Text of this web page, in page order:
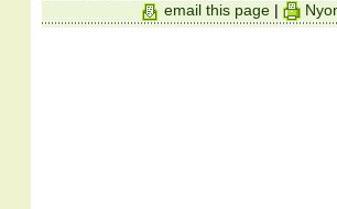
email this page |